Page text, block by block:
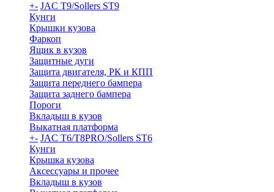
+- JAC T9/Sollers ST9
Кунги
Крышки кузова
Фаркоп
Ящик в кузов
Защитные дуги
Защита двигателя, РК и КПП
Защита переднего бампера
Защита заднего бампера
Пороги
Вкладыш в кузов
Выкатная платформа
+- JAC T6/T8PRO/Sollers ST6
Кунги
Крышка кузова
Аксессуары и прочее
Вкладыш в кузов